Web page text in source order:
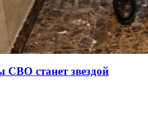
СВО станет звездой